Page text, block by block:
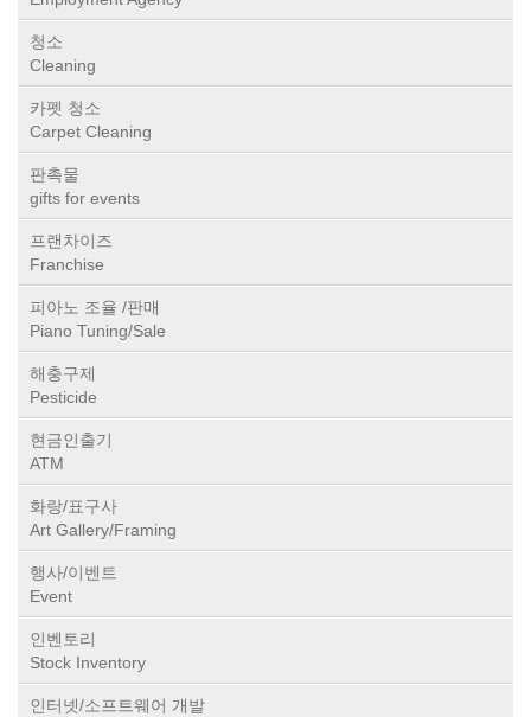
청소
Cleaning
카펫 청소
Carpet Cleaning
판촉물
gifts for events
프랜차이즈
Franchise
피아노 조율 /판매
Piano Tuning/Sale
해충구제
Pesticide
현금인출기
ATM
화랑/표구사
Art Gallery/Framing
행사/이벤트
Event
인벤토리
Stock Inventory
인터넷/소프트웨어 개발